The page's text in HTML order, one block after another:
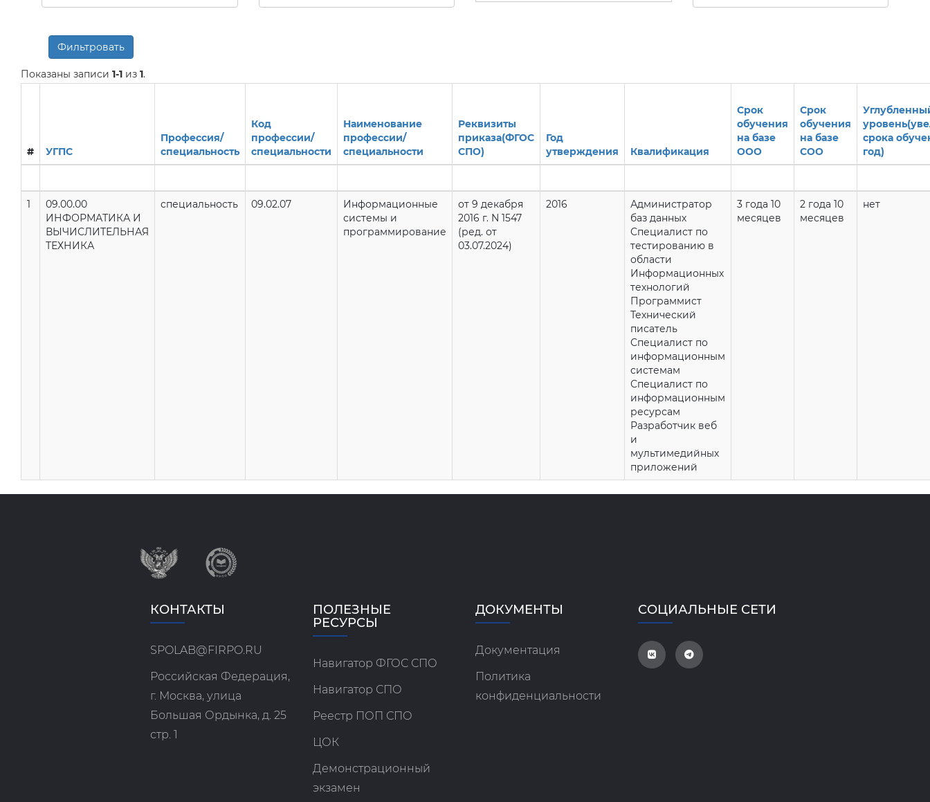
Фильтровать
Показаны записи 1-1 из 1.
# УГПС
Профессия/
специальность
Код
профессии/
специальности
Наименование
профессии/
специальности
Реквизиты
приказа(ФГОС
СПО)
Год
утверждения
Квалификация
Срок
обучения
на базе
ООО
Срок
обучения
на базе
СОО
срока
год)
1
09.00.00
ИНФОРМАТИКА И
ВЫЧИСЛИТЕЛЬНАЯ
ТЕХНИКА
специальность 09.02.07
Информационные
системы и
программирование
от 9 декабря
2016 г. N 1547
(ред. от
03.07.2024)
2016
Администратор
баз данных
Специалист по
тестированию в
области
Информационных
технологий
Программист
Технический
писатель
Специалист по
информационным
системам
Специалист по
информационным
ресурсам
Разработчик веб
и
мультимедийных
приложений
3 года 10
месяцев
2 года 10
месяцев
нет
КОНТАКТЫ
SPOLAB@FIRPO.RU
Российская Федерация,
г. Москва, улица
Большая Ордынка, д. 25
стр. 1
ПОЛЕЗНЫЕ
РЕСУРСЫ
Навигатор ФГОС СПО
Навигатор СПО
Реестр ПОП СПО
ЦОК
Демонстрационный
экзамен
ДОКУМЕНТЫ
Документация
Политика
конфиденциальности
СОЦИАЛЬНЫЕ СЕТИ